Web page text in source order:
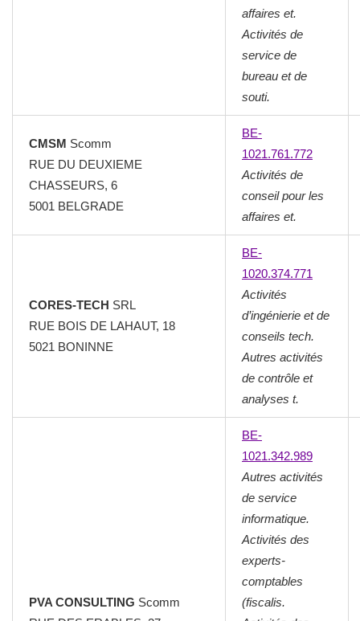
affaires et.
Activités de
service de
bureau et de
souti.
CMSM Scomm
RUE DU DEUXIEME
CHASSEURS, 6
5001 BELGRADE
BE-
1021.761.772
Activités de
conseil pour les
affaires et.
CORES-TECH SRL
RUE BOIS DE LAHAUT, 18
5021 BONINNE
BE-
1020.374.771
Activités
d’ingénierie et de
conseils tech.
Autres activités
de contrôle et
analyses t.
PVA CONSULTING Scomm
BE-
1021.342.989
Autres activités
de service
informatique.
Activités des
experts-
comptables
(fiscalis.